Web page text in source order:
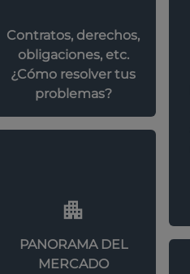
Contratos, derechos,
obligaciones, etc.
¿Cómo resolver tus
problemas?
PANORAMA DEL
MERCADO